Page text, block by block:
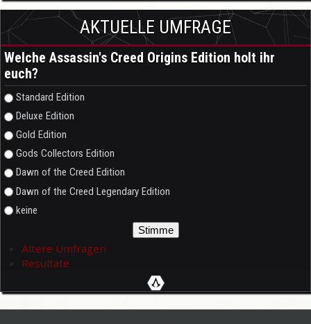
AKTUELLE UMFRAGE
Welche Assassin's Creed Origins Edition holt ihr
euch?
Auswahlmöglichkeiten
Standard Edition
Deluxe Edition
Gold Edition
Gods Collectors Edition
Dawn of the Creed Edition
Dawn of the Creed Legendary Edition
keine
Ältere Umfragen
Resultate